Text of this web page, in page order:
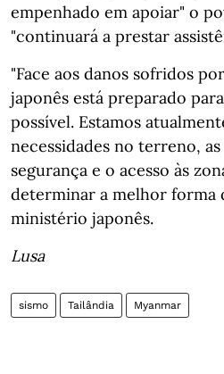
empenhado em apoiar" o
"continuará a prestar
"Face aos danos sofridos
japonês está preparado
possível. Estamos
necessidades no terreno,
segurança e o acesso às
determinar a melhor forma
ministério japonês.
Lusa
sismo Tailândia Myanmar